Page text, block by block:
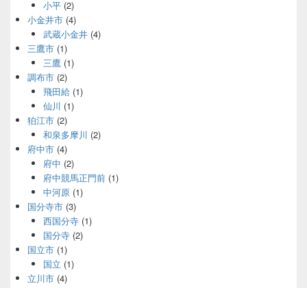
小平(2)
小金井市 (4)
武蔵小金井(4)
三鷹市 (1)
三鷹 (1)
調布市 (2)
飛田給(1)
仙川 (1)
狛江市 (2)
和泉多摩川 (2)
府中市 (4)
府中 (2)
府中競馬正門前(1)
中河原(1)
国分寺市 (3)
西国分寺(1)
国分寺(2)
国立市 (1)
国立 (1)
立川市 (4)